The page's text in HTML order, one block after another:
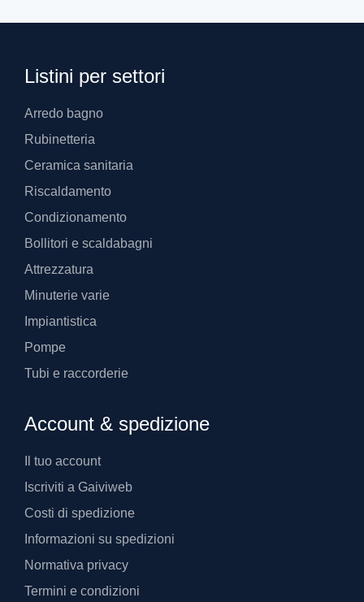
Listini per settori
Arredo bagno
Rubinetteria
Ceramica sanitaria
Riscaldamento
Condizionamento
Bollitori e scaldabagni
Attrezzatura
Minuterie varie
Impiantistica
Pompe
Tubi e raccorderie
Account & spedizione
Il tuo account
Iscriviti a Gaiviweb
Costi di spedizione
Informazioni su spedizioni
Normativa privacy
Termini e condizioni